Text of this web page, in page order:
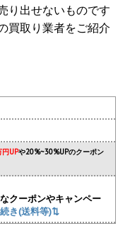
り出せないものです
買取り業者をご紹介
円UPや20%~30%UPのクーポン
クーポンやキャンペー
き(送料等)⇅